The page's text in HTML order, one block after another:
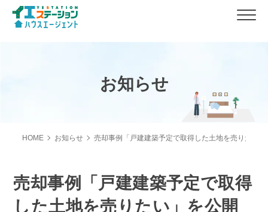
お知らせ
HOME お知らせ 売却事例「戸建建築予定で取得した土地を売りたい
売却事例「戸建建築予定で取得
した土地を売りたい」を公開